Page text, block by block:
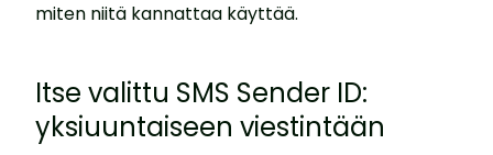
miten niitä kannattaa käyttää.
Itse valittu SMS Sender ID:
yksiuuntaiseen viestintään